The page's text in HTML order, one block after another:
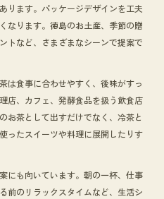
ります。パッケージデザインを工夫
なります。徳島のお土産、季節の贈
トなど、さまざまなシーンで提案で
は食事に合わせやすく、後味がすっ
店、カフェ、発酵食品を扱う飲食店
お茶として出すだけでなく、冷茶と
ったスイーツや料理に展開したりす
にも向いています。朝の一杯、仕事
前のリラックスタイムなど、生活シ